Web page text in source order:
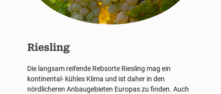
Riesling
Die langsam reifende Rebsorte Riesling mag ein
kontinental- kühles Klima und ist daher in den
nördlicheren Anbaugebieten Europas zu finden. Auch